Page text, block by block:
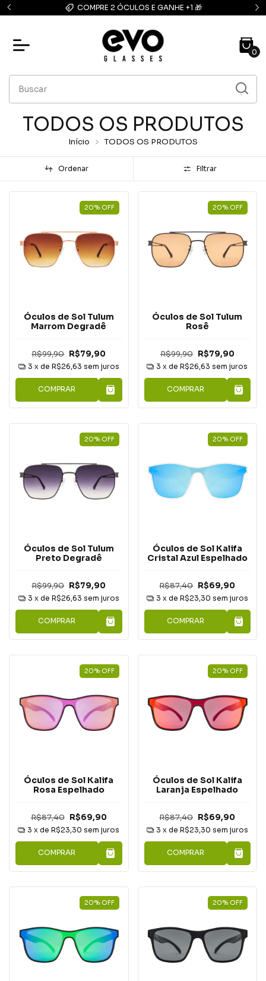
FRETE GRÁTIS: compras acima de R$139,90
0
TODOS OS PRODUTOS
Início TODOS OS PRODUTOS
Ordenar Filtrar
20% OFF
Óculos de Sol Tulum
Marrom Degradê
R$99,90 R$79,90
3 x de R$26,63 sem juros
COMPRAR
20% OFF
Óculos de Sol Tulum
Rosê
R$99,90 R$79,90
3 x deR$26,63 sem juros
COMPRAR
20% OFF
Óculos de Sol Tulum
Preto Degradê
R$99,90 R$79,90
3 x de R$26,63 sem juros
COMPRAR
20% OFF
Óculos de Sol Kalifa
Cristal Azul Espelhado
R$87,40 R$69,90
3 x de R$23,30 sem juros
COMPRAR
20% OFF
Óculos de Sol Kalifa
Rosa Espelhado
R$87,40 R$69,90
3 x deR$23,30 sem juros
COMPRAR
20% OFF
Óculos de Sol Kalifa
Laranja Espelhado
R$87,40 R$69,90
3 x de R$23,30 sem juros
COMPRAR
20% OFF 20% OFF